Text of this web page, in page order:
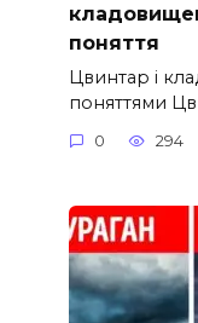
поняття
Цвинтар і
поняттями
0 294